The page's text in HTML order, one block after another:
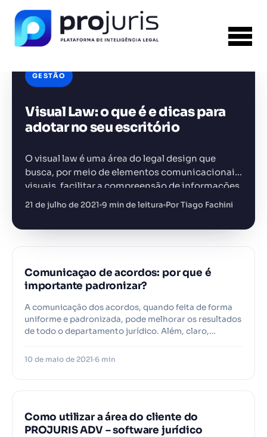
GESTÃO
Visual Law: o que é e dicas para
adotar no seu escritório
O visual law é uma área do legal design que
busca, por meio de elementos comunicacionais
visuais, facilitar a compreensão de informações
e acontecimentos sobre determinado caso
jurídico
21 de julho de 2021 9 min de leitura Por Tiago Fachini
Comunicaçao de acordos: por que é
importante padronizar?
A comunicação dos acordos, quando feita de forma
uniforme e padronizada, pode melhorar os resultados
de todo o departamento jurídico. Além, claro,…
10 de maio de 2021 6 min
Como utilizar a área do cliente do
PROJURIS ADV – software jurídico
FERRAMENTA RECOMENDADA PARA ESTE